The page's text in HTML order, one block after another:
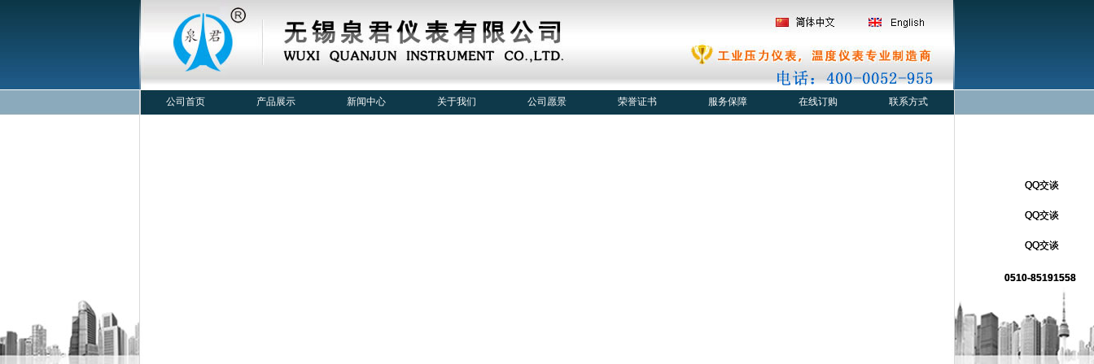
公司首页 产品展示 新闻中心 关于我们 公司愿景 荣誉证书 服务保障 在线订购 联系方式
QQ交谈
QQ交谈
QQ交谈
0510-85191558
QQ交谈
QQ交谈
QQ交谈
0510-85191558